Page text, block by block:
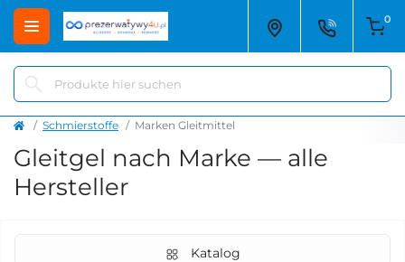
0
Schmierstoffe Marken Gleitmittel
Gleitgel nach Marke — alle
Hersteller
Katalog